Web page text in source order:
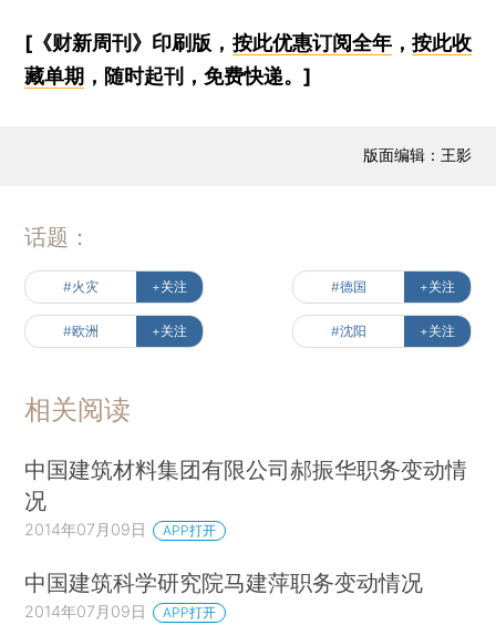
[《财新周刊》印刷版， 按此优惠订阅全年， 按此收
藏单期 ，随时起刊，免费快递。]
版面编辑：王影
话题：
#火灾 +关注 #德国 +关注
#欧洲 +关注 #沈阳 +关注
相关阅读
中国建筑材料集团有限公司郝振华职务变动情
况
2014年07月09日 APP打开
中国建筑科学研究院马建萍职务变动情况
2014年07月09日 APP打开